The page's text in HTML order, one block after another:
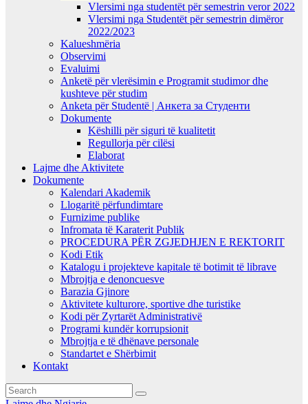
Vlersimi nga studentët për semestrin veror 2022
Vlersimi nga Studentët për semestrin dimëror
2022/2023
Kalueshmëria
Observimi
Evaluimi
Anketë për vlerësimin e Programit studimor dhe
kushteve për studim
Anketa për Studentë | Анкета за Студенти
Dokumente
Këshilli për siguri të kualitetit
Regullorja për cilësi
Elaborat
Lajme dhe Aktivitete
Dokumente
Kalendari Akademik
Llogaritë përfundimtare
Furnizime publike
Infromata të Karaterit Publik
PROCEDURA PËR ZGJEDHJEN E REKTORIT
Kodi Etik
Katalogu i projekteve kapitale të botimit të librave
Mbrojtja e denoncuesve
Barazia Gjinore
Aktivitete kulturore, sportive dhe turistike
Kodi për Zyrtarët Administrativë
Programi kundër korrupsionit
Mbrojtja e të dhënave personale
Standartet e Shërbimit
Kontakt